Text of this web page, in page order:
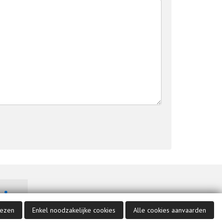
Enkel noodzakelijke cookies Alle cookies aanvaarden
Bekijk ons op Linkedin